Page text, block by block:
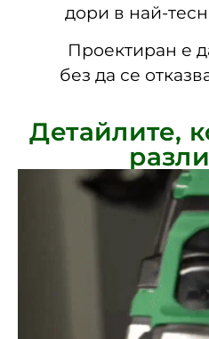
дори в най-
Проектиран е
без да се
Детайлите,